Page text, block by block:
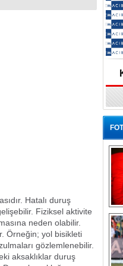
Hatalı duruş
Fiziksel aktivite
neden olabilir.
Örneğin; yol bisikleti
gözlemlenebilir.
aksaklıklar duruş